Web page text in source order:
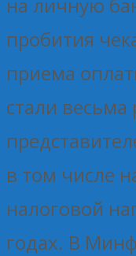
пробития
приема
стали весьма
в том числе
налоговой
годах. В